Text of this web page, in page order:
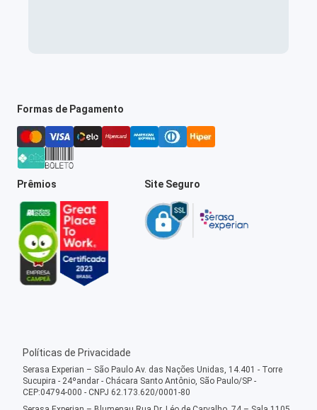
Formas de Pagamento
Prêmios Site Seguro
Políticas de Privacidade
Serasa Experian – São Paulo Av. das Nações Unidas, 14.401 - Torre
Sucupira - 24ºandar - Chácara Santo Antônio, São Paulo/SP -
CEP:04794-000 - CNPJ 62.173.620/0001-80